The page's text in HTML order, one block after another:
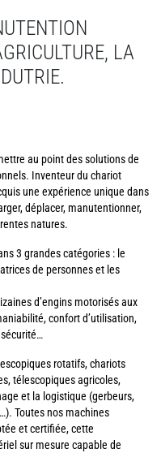
LA
au point des solutions de
Inventeur du chariot
une expérience unique dans
déplacer, manutentionner,
natures.
3 grandes catégories : le
de personnes et les
d’engins motorisés aux
confort d’utilisation,
rotatifs, chariots
télescopiques agricoles,
et la logistique (gerbeurs,
Toutes nos machines
et certifiée, cette
sur mesure capable de